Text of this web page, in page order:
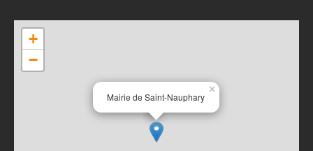
Mairie de Saint-Nauphary
×
+
−